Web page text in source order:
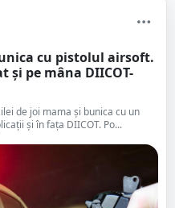
cu pistolul airsoft.
pe mâna DIICOT-
de joi mama și bunica cu un
și în fața DIICOT. Po...